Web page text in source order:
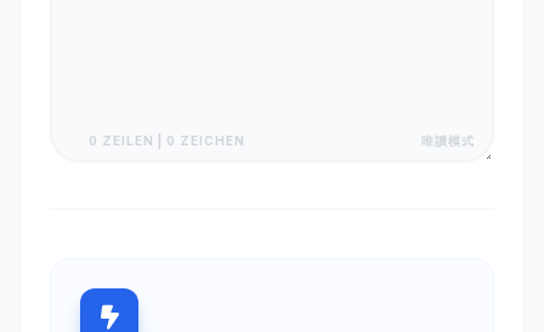
0 ZEILEN | 0 ZEICHEN 唯讀模式